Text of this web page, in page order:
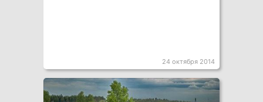
24 октября 2014